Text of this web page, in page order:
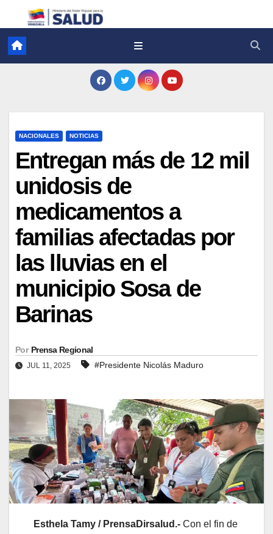
NACIONALES NOTICIAS
Entregan más de 12 mil
unidosis de
medicamentos a
familias afectadas por
las lluvias en el
municipio Sosa de
Barinas
Por Prensa Regional
JUL 11, 2025 #Presidente Nicolás Maduro
Esthela Tamy / PrensaDirsalud.- Con el fin de